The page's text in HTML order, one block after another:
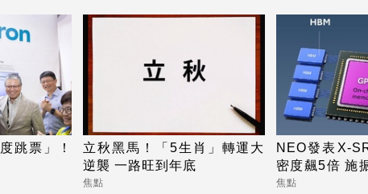
跳票」！
立秋黑馬！「5生肖」轉運大
逆襲 一路旺到年底
焦點
NEO發表X-
密度飆5倍 施
新革命
焦點